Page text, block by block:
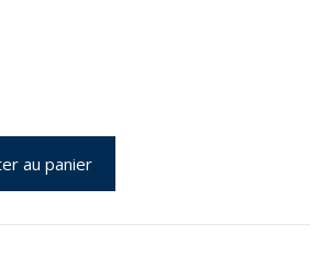
au panier